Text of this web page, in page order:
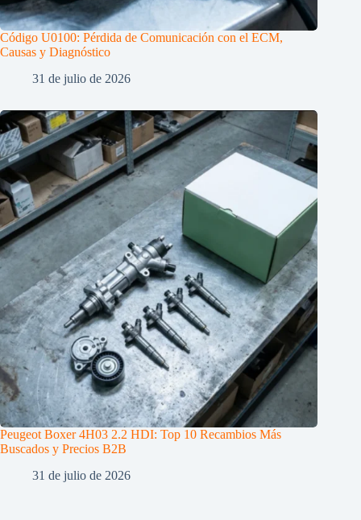
Código U0100: Pérdida de Comunicación con el ECM,
Causas y Diagnóstico
31 de julio de 2026
Peugeot Boxer 4H03 2.2 HDI: Top 10 Recambios Más
Buscados y Precios B2B
31 de julio de 2026